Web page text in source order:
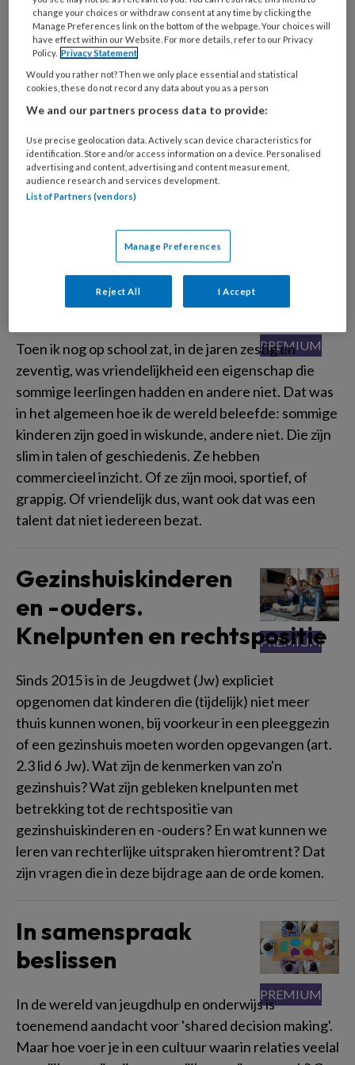
Het motiveren van
nieuwe sociaal
werkers
Veerle Meijer, op dit moment als sociaal werker voor
het Rode Kruis werkzaam op Bonaire, vergeleek
tijdens haar masterstudie de plaats die sociaal werk
Aardig zijn is niet
voor iedereen
Toen ik nog op school zat, in de jaren zestig en
zeventig, was vriendelijkheid een eigenschap die
sommige leerlingen hadden en andere niet. Dat was
in het algemeen hoe ik de wereld beleefde: sommige
kinderen zijn goed in wiskunde, andere niet. Die zijn
slim in talen of geschiedenis. Ze hebben
commercieel inzicht. Of ze zijn mooi, sportief, of
grappig. Of vriendelijk dus, want ook dat was een
talent dat niet iedereen bezat.
Gezinshuiskinderen
en -ouders.
Knelpunten en rechtspositie
Sinds 2015 is in de Jeugdwet (Jw) expliciet
opgenomen dat kinderen die (tijdelijk) niet meer
thuis kunnen wonen, bij voorkeur in een pleeggezin
of een gezinshuis moeten worden opgevangen (art.
2.3 lid 6 Jw). Wat zijn de kenmerken van zo'n
gezinshuis? Wat zijn gebleken knelpunten met
betrekking tot de rechtspositie van
gezinshuiskinderen en -ouders? En wat kunnen we
leren van rechterlijke uitspraken hieromtrent? Dat
zijn vragen die in deze bijdrage aan de orde komen.
In samenspraak
beslissen
In de wereld van jeugdhulp en onderwijs is
toenemend aandacht voor 'shared decision making'.
Maar hoe voer je in een cultuur waarin relaties veelal
change your choices or withdraw consent at any time by clicking the
Manage Preferences link on the bottom of the webpage. Your choices will
have effect within our Website. For more details, refer to our Privacy
Policy. Privacy Statement
Would you rather not? Then we only place essential and statistical
cookies, these do not record any data about you as a person
We and our partners process data to provide:
Use precise geolocation data. Actively scan device characteristics for
identification. Store and/or access information on a device. Personalised
advertising and content, advertising and content measurement,
audience research and services development.
List of Partners (vendors)
Manage Preferences
Reject All I Accept